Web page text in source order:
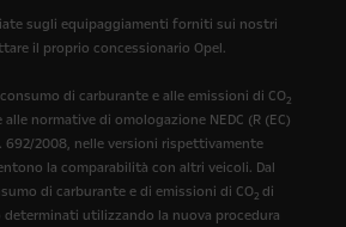
sugli equipaggiamenti forniti sui nostri
il proprio concessionario Opel.
di carburante e alle emissioni di CO2
normative di omologazione NEDC (R (EC)
692/2008, nelle versioni rispettivamente
la comparabilità con altri veicoli. Dal
di carburante e di emissioni di CO2 di
utilizzando la nuova procedura